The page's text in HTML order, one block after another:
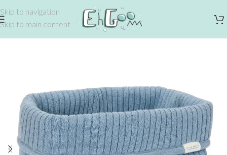
Skip to navigation
Skip to main content